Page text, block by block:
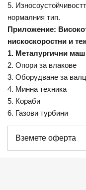
5.
нормалния тип.
Приложение:
нискоскоростни и
1. Металургични
2. Опори за влакове
3. Оборудване за
4. Минна техника
5. Кораби
6. Газови турбини
Вземете оферта